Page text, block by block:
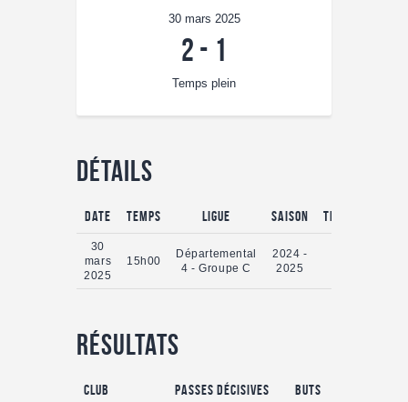
30 mars 2025
2 - 1
Temps plein
Détails
Date Temps Ligue Saison Temps plein
30
mars
2025
15h00
Départemental
4 - Groupe C
2024 -
2025
Résultats
Club Passes Décisives Buts